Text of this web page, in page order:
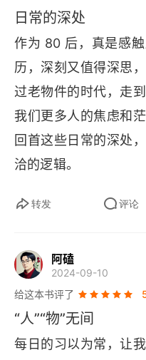
坚实的答案。别老问
就是最好的答案。追
像品尝饭菜。前者不
论，却饿着肚子；后
的滋味里，自然获得
分享，本质是在一起
他人，从而织就稳固
看，而是切下一块真
在增加了。4. 忙碌常
突然停下劳碌、开始
一半，突然觉得自己
这么累。就像一只在
非常忙碌，踏板转得
日常的深处
作为 80 后，真是感
历，深刻又值得深思
过老物件的时代，走
我们更多人的焦虑和
回首这些日常的深处
洽的逻辑。
转发 评论
阿磕
2024-09-10
给这本书评了
“人”“物”无间
每日的习以为常，让